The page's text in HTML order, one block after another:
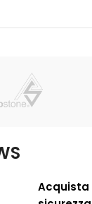
Acquista